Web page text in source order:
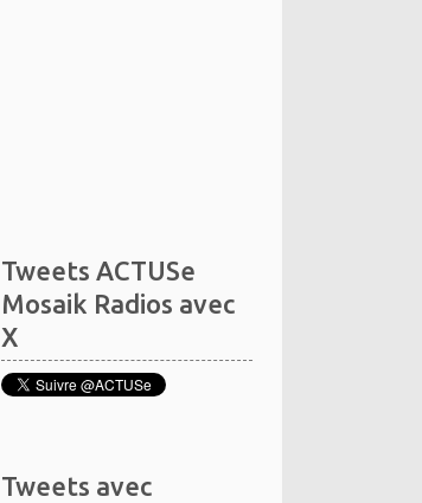
Tweets ACTUSe
Mosaik Radios avec
X
Tweets avec